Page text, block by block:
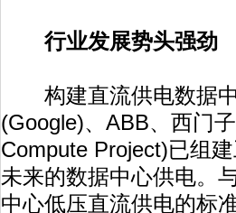
行业发展势头强劲
构建直流供电数据中
(Google)、ABB、西门
Compute Project)已组
未来的数据中心供电。
中心低压直流供电的标